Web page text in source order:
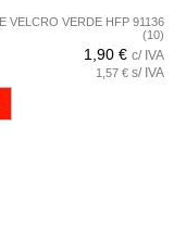
VELCRO VERDE HFP 91136
(10)
1,90 € c/ IVA
1,57 € s/ IVA